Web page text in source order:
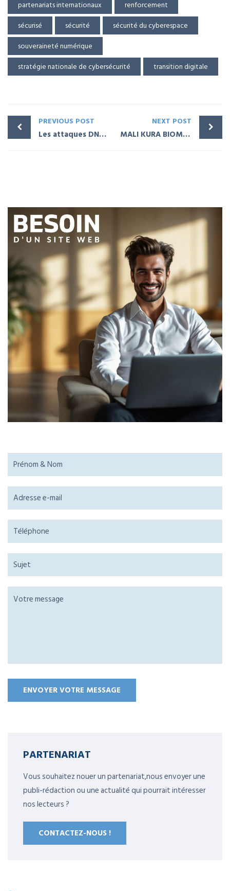
partenariats internationaux
renforcement
sécurisé
sécurité
sécurité du cyberespace
souveraineté numérique
stratégie nationale de cybersécurité
transition digitale
PREVIOUS POST
Les attaques DNS les plus courantes
NEXT POST
MALI KURA BIOMÉTRIE : données biométriques au Mali
PARTENARIAT
Vous souhaitez nouer un partenariat,nous envoyer une
publi-rédaction ou une actualité qui pourrait intéresser
nos lecteurs ?
CONTACTEZ-NOUS !